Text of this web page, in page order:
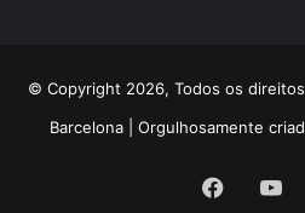
© Copyright 2026, Todos os
Barcelona| Orgulhosamente